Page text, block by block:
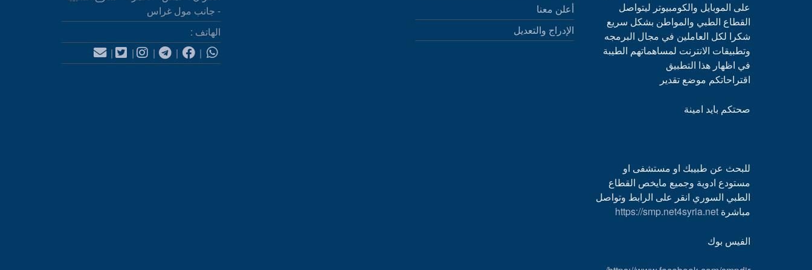
على الموبايل والكومبيوتر ليتواصل
القطاع الطبي والمواطن بشكل سريع
شكرا لكل العاملين في مجال البرمجه
وتطبيقات الانترنت لمساهماتهم الطيبة
في اظهار هذا التطبيق
اقتراحاتكم موضع تقدير
صحتكم بايد امينة
للبحث عن طبيبك او مستشفى او
مستودع ادوية وجميع مايخص القطاع
الطبي السوري انقر على الرابط وتواصل
مباشرة https://smp.net4syria.net
الفيس بوك
أعلن معنا
الإدراج والتعديل
- جانب مول غراس
الهاتف :
|
|
|
|
|